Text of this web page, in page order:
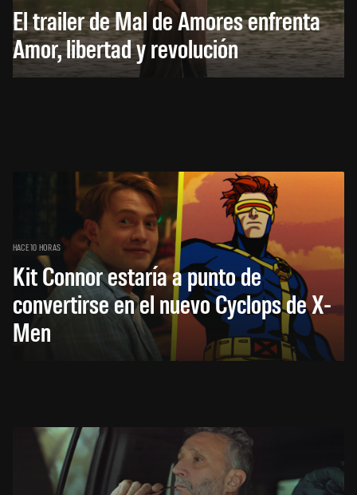
El trailer de Mal de Amores enfrenta
Amor, libertad y revolución
HACE 10 HORAS
Kit Connor estaría a punto de
convertirse en el nuevo Cyclops de X-
Men